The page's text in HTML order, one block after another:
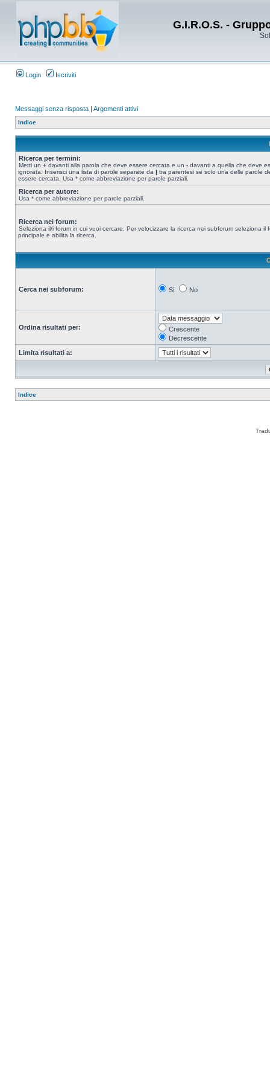
G.I.R.O.S. -
Login Iscriviti
Messaggi senza risposta | Argomenti attivi
Indice
Ricerca per termini:
Metti un + davanti alla parola che deve essere cercata e un - davanti a quella che deve
ignorata. Inserisci una lista di parole separate da | tra parentesi se solo una delle parole
essere cercata. Usa * come abbreviazione per parole parziali.
Ricerca per autore:
Usa * come abbreviazione per parole parziali.
Ricerca nei forum:
Seleziona il/i forum in cui vuoi cercare. Per velocizzare la ricerca nei subforum seleziona il
principale e abilita la ricerca.
Cerca nei subforum: Sì No
Ordina risultati per:
Crescente
Decrescente
Limita risultati a:
Indice